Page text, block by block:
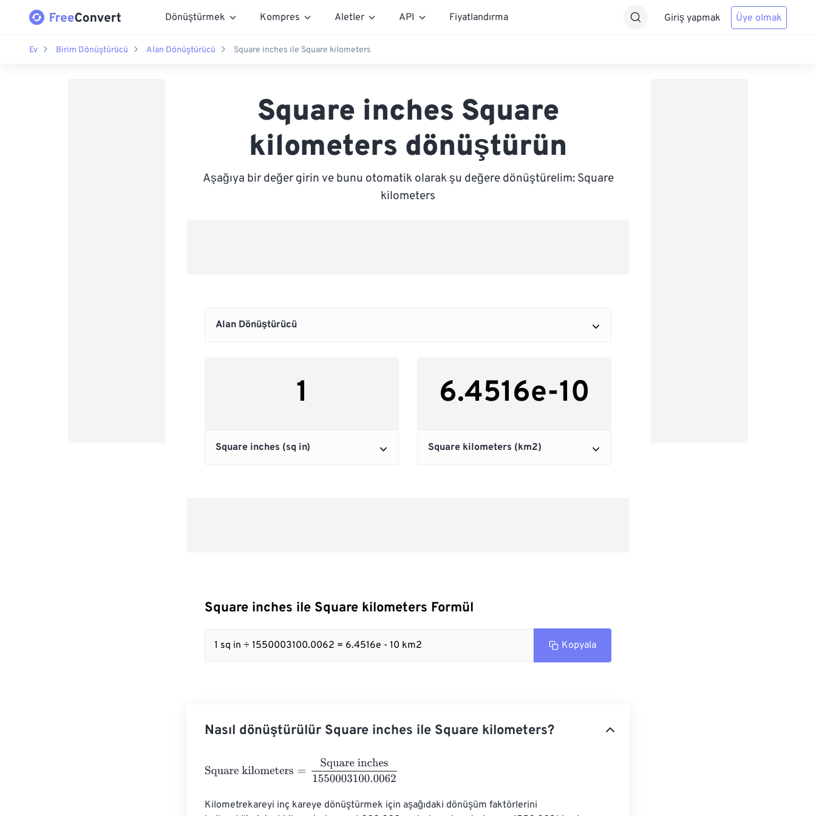
Dönüştürmek Kompres Aletler API Fiyatlandırma Giriş yapmak Üye olmak
Ev Birim Dönüştürücü Alan Dönüştürücü Square inches ile Square kilometers
Square inches Square
kilometers dönüştürün
Aşağıya bir değer girin ve bunu otomatik olarak şu değere dönüştürelim: Square
kilometers
Square inches ile Square kilometers Formül
1 sq in ÷ 1550003100.0062 = 6.4516e - 10 km2 Kopyala
Nasıl dönüştürülür Square inches ile Square kilometers?
Square kilometers Square inches1550003100.0062
Kilometrekareyi inç kareye dönüştürmek için aşağıdaki dönüşüm faktörlerini